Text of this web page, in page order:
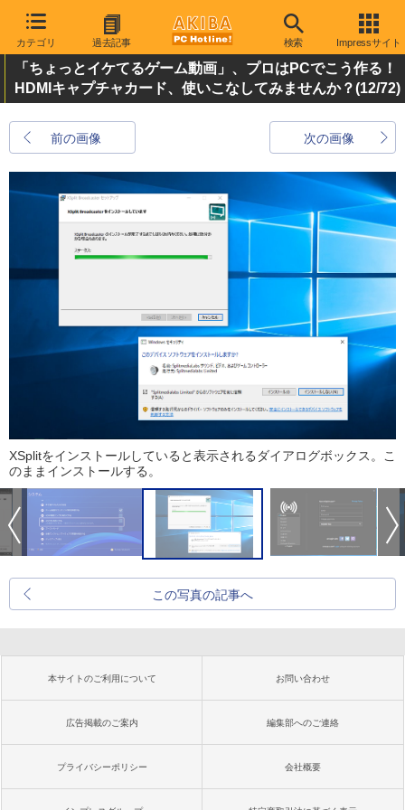
カテゴリ 過去記事 検索 Impressサイト
「ちょっとイケてるゲーム動画」、プロはPCでこう作る！
HDMIキャプチャカード、使いこなしてみませんか？(12/72)
前の画像 次の画像
XSplitをインストールしていると表示されるダイアログボックス。こ
のままインストールする。
この写真の記事へ
本サイトのご利用について お問い合わせ
広告掲載のご案内 編集部へのご連絡
プライバシーポリシー 会社概要